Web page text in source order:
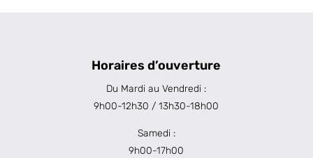
Horaires d’ouverture
Du Mardi au Vendredi :
9h00-12h30 / 13h30-18h00
Samedi :
9h00-17h00